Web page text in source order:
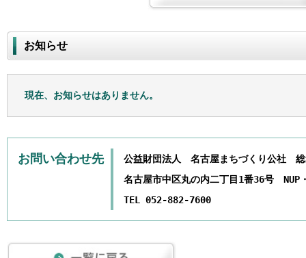
お知らせ
現在、お知らせはありません。
お問い合わせ先
公益財団法人 名古屋まちづくり公社
名古屋市中区丸の内二丁目1番36号 NUP
TEL 052-882-7600